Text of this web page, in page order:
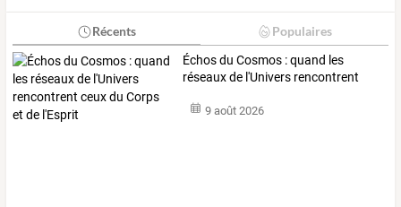
Récents Populaires
Échosdu Cosmos :quand les
réseauxde l'Univers rencontrent
9 août 2026